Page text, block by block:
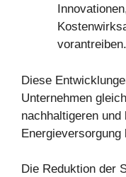
vorantreiben.
Diese
Unternehmen
nachhaltigeren
Energieversorgung
Die Reduktion der